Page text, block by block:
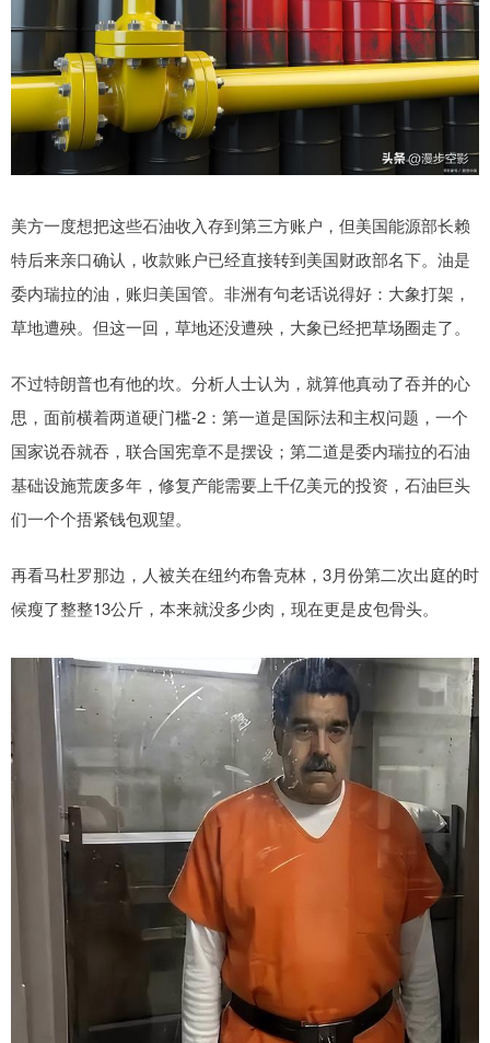
美方一度想把这些石油收入存到第三方账户，但美国能源部长赖
特后来亲口确认，收款账户已经直接转到美国财政部名下。油是
委内瑞拉的油，账归美国管。非洲有句老话说得好：大象打架，
草地遭殃。但这一回，草地还没遭殃，大象已经把草场圈走了。
不过特朗普也有他的坎。分析人士认为，就算他真动了吞并的心
思，面前横着两道硬门槛-2：第一道是国际法和主权问题，一个
国家说吞就吞，联合国宪章不是摆设；第二道是委内瑞拉的石油
基础设施荒废多年，修复产能需要上千亿美元的投资，石油巨头
们一个个捂紧钱包观望。
再看马杜罗那边，人被关在纽约布鲁克林，3月份第二次出庭的时
候瘦了整整13公斤，本来就没多少肉，现在更是皮包骨头。